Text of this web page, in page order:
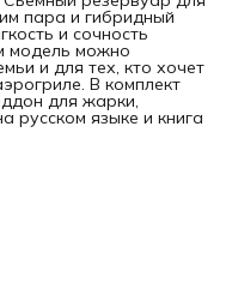
пара и гибридный
и сочность
модель можно
и для тех, кто хочет
В комплект
для жарки,
русском языке и книга